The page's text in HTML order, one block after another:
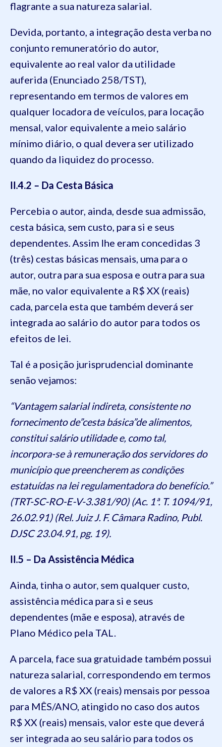
flagrante a sua natureza salarial.
Devida, portanto, a integração desta verba no
conjunto remuneratório do autor,
equivalente ao real valor da utilidade
auferida (Enunciado 258/TST),
representando em termos de valores em
qualquer locadora de veículos, para locação
mensal, valor equivalente a meio salário
mínimo diário, o qual devera ser utilizado
quando da liquidez do processo.
II.4.2 – Da Cesta Básica
Percebia o autor, ainda, desde sua admissão,
cesta básica, sem custo, para si e seus
dependentes. Assim lhe eram concedidas 3
(três) cestas básicas mensais, uma para o
autor, outra para sua esposa e outra para sua
mãe, no valor equivalente a R$ XX (reais)
cada, parcela esta que também deverá ser
integrada ao salário do autor para todos os
efeitos de lei.
Tal é a posição jurisprudencial dominante
senão vejamos:
“Vantagem salarial indireta, consistente no
fornecimento de”cesta básica”de alimentos,
constitui salário utilidade e, como tal,
incorpora-se à remuneração dos servidores do
município que preencherem as condições
estatuídas na lei regulamentadora do benefício.”
(TRT-SC-RO-E-V-3.381/90) (Ac. 1ª. T. 1094/91,
26.02.91) (Rel. Juiz J. F. Câmara Radino, Publ.
DJSC 23.04.91, pg. 19).
II.5 – Da Assistência Médica
Ainda, tinha o autor, sem qualquer custo,
assistência médica para si e seus
dependentes (mãe e esposa), através de
Plano Médico pela TAL.
A parcela, face sua gratuidade também possui
natureza salarial, correspondendo em termos
de valores a R$ XX (reais) mensais por pessoa
para MÊS/ANO, atingido no caso dos autos
R$ XX (reais) mensais, valor este que deverá
ser integrada ao seu salário para todos os